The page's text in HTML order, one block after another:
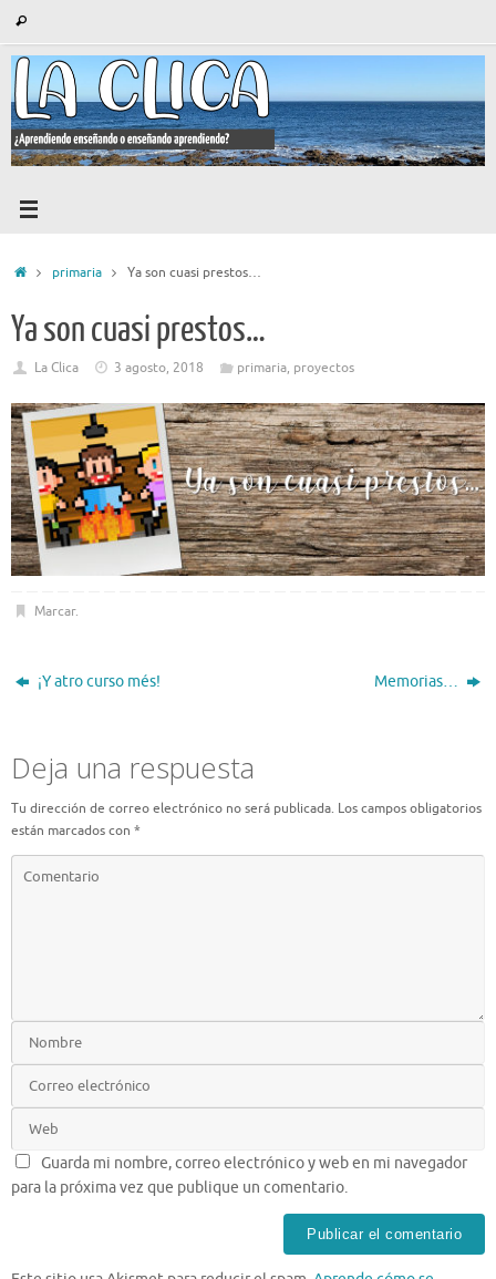
contenido
Buscar
Inicioprimaria Ya son cuasi prestos…
Ya son cuasi prestos…
La Clica 3 agosto, 2018 primaria, proyectos
Marcar.
¡Y atro curso més! Memorias…
Deja una respuesta
Tu dirección de correo electrónico no será publicada. Los campos obligatorios
están marcados con *
Guarda mi nombre, correo electrónico y web en mi navegador
para la próxima vez que publique un comentario.